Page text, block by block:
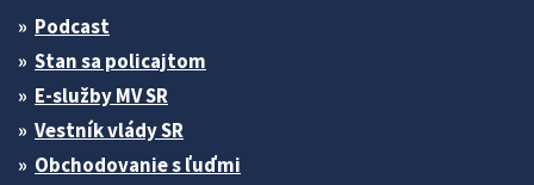
Podcast
Stan sa policajtom
E-služby MV SR
Vestník vlády SR
Obchodovanie s ľuďmi